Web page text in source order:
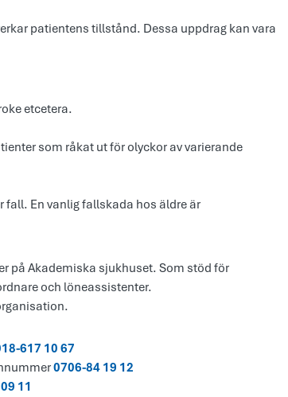
patientens tillstånd. Dessa uppdrag kan vara
etcetera.
som råkat ut för olyckor av varierande
fall. En vanlig fallskada hos äldre är
på Akademiska sjukhuset. Som stöd för
och löneassistenter.
617 10 67
0706-84 19 12
11